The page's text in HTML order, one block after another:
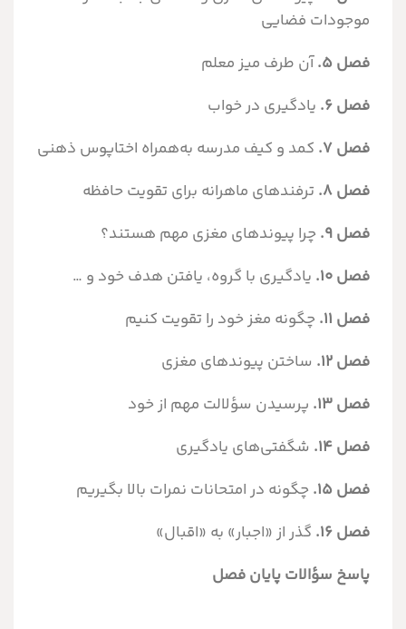
موجودات فضایی‌
فصل ۵.
آن طرف میز معلم
فصل ۶.
یادگیری در خواب
فصل ۷.
کمد و کیف مدرسه به‌همراه اختاپوس ذهنی
فصل ۸.
ترفندهای ماهرانه برای تقویت حافظه
فصل ۹.
چرا پیوندهای مغزی مهم هستند؟
فصل ۱۰.
یادگیری با گروه، یافتن هدف خود و
فصل ۱۱.
چگونه مغز خود را تقویت کنیم
فصل ۱۲.
ساختن پیوندهای مغزی
فصل ۱۳.
پرسیدن سؤلالت مهم از خود
فصل ۱۴.
شگفتی‌های یادگیری
فصل ۱۵.
چگونه در امتحانات نمرات بالا بگیریم
فصل ۱۶.
گذر از «اجبار» به «اقبال»
پاسخ سؤالات پایان فصل